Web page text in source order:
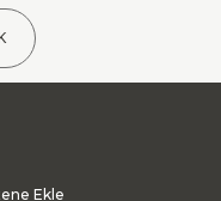
Ekle